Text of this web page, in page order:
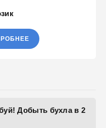
Добыть бухла в 2